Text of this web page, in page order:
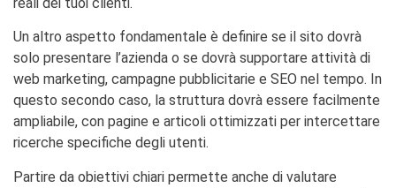
Un altro aspetto fondamentale è definire se il sito dovrà
solo presentare l’azienda o se dovrà supportare attività di
web marketing, campagne pubblicitarie e SEO nel tempo. In
questo secondo caso, la struttura dovrà essere facilmente
ampliabile, con pagine e articoli ottimizzati per intercettare
ricerche specifiche degli utenti.
Partire da obiettivi chiari permette anche di valutare